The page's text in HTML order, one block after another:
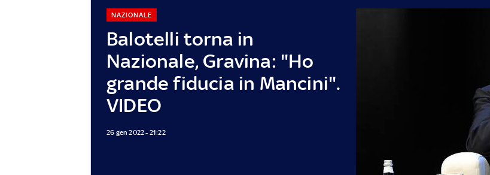
Balotelli torna in
Nazionale, Gravina: "Ho
grande fiducia in Mancini".
VIDEO
NAZIONALE
26 gen 2022 - 21:22